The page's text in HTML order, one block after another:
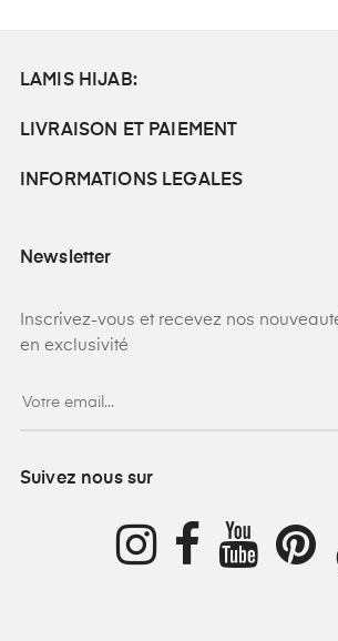
LAMIS HIJAB:
LIVRAISON ET PAIEMENT
INFORMATIONS LEGALES
Newsletter
Inscrivez-vous et recevez nos
en exclusivité
Suivez nous sur